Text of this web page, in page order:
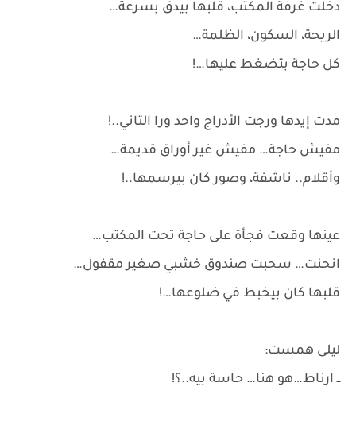
دخلت غرفة المكتب، قلبها بيدق بسرعة…
الريحة، السكون، الظلمة…
كل حاجة بتضغط عليها…!
مدت إيدها ورجت الأدراج واحد ورا التاني..!
مفيش حاجة… مفيش غير أوراق قديمة…
وأقلام.. ناشفة، وصور كان بيرسمها..!
عينها وقعت فجأة على حاجة تحت المكتب…
انحنت… سحبت صندوق خشبي صغير مقفول…
قلبها كان بيخبط في ضلوعها…!
ليلى همست:
ــ ارناط…هو هنا… حاسة بيه..؟!